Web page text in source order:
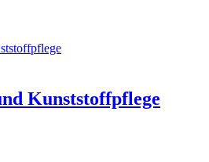
Kunststoffpflege